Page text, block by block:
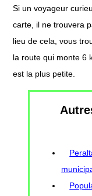
Si un voyageur
carte, il ne trouvera
lieu de cela, vous
la route qui monte 6
est la plus petite.